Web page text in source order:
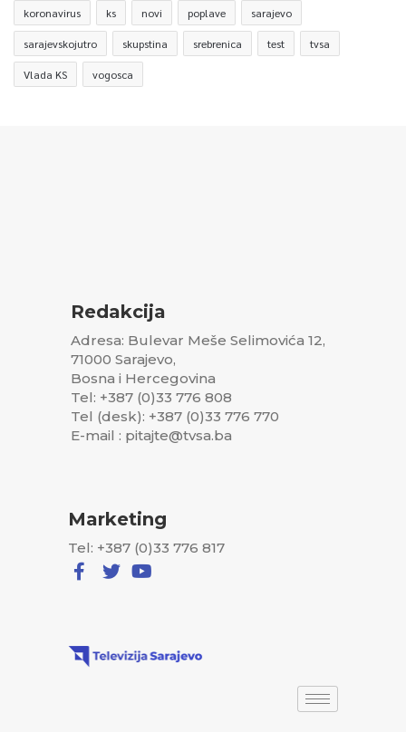
koronavirus ks novi poplave sarajevo
sarajevskojutro skupstina srebrenica test tvsa
Vlada KS vogosca
Redakcija
Adresa: Bulevar Meše Selimovića 12,
71000 Sarajevo,
Bosna i Hercegovina
Tel: +387 (0)33 776 808
Tel (desk): +387 (0)33 776 770
E-mail : pitajte@tvsa.ba
Marketing
Tel: +387 (0)33 776 817